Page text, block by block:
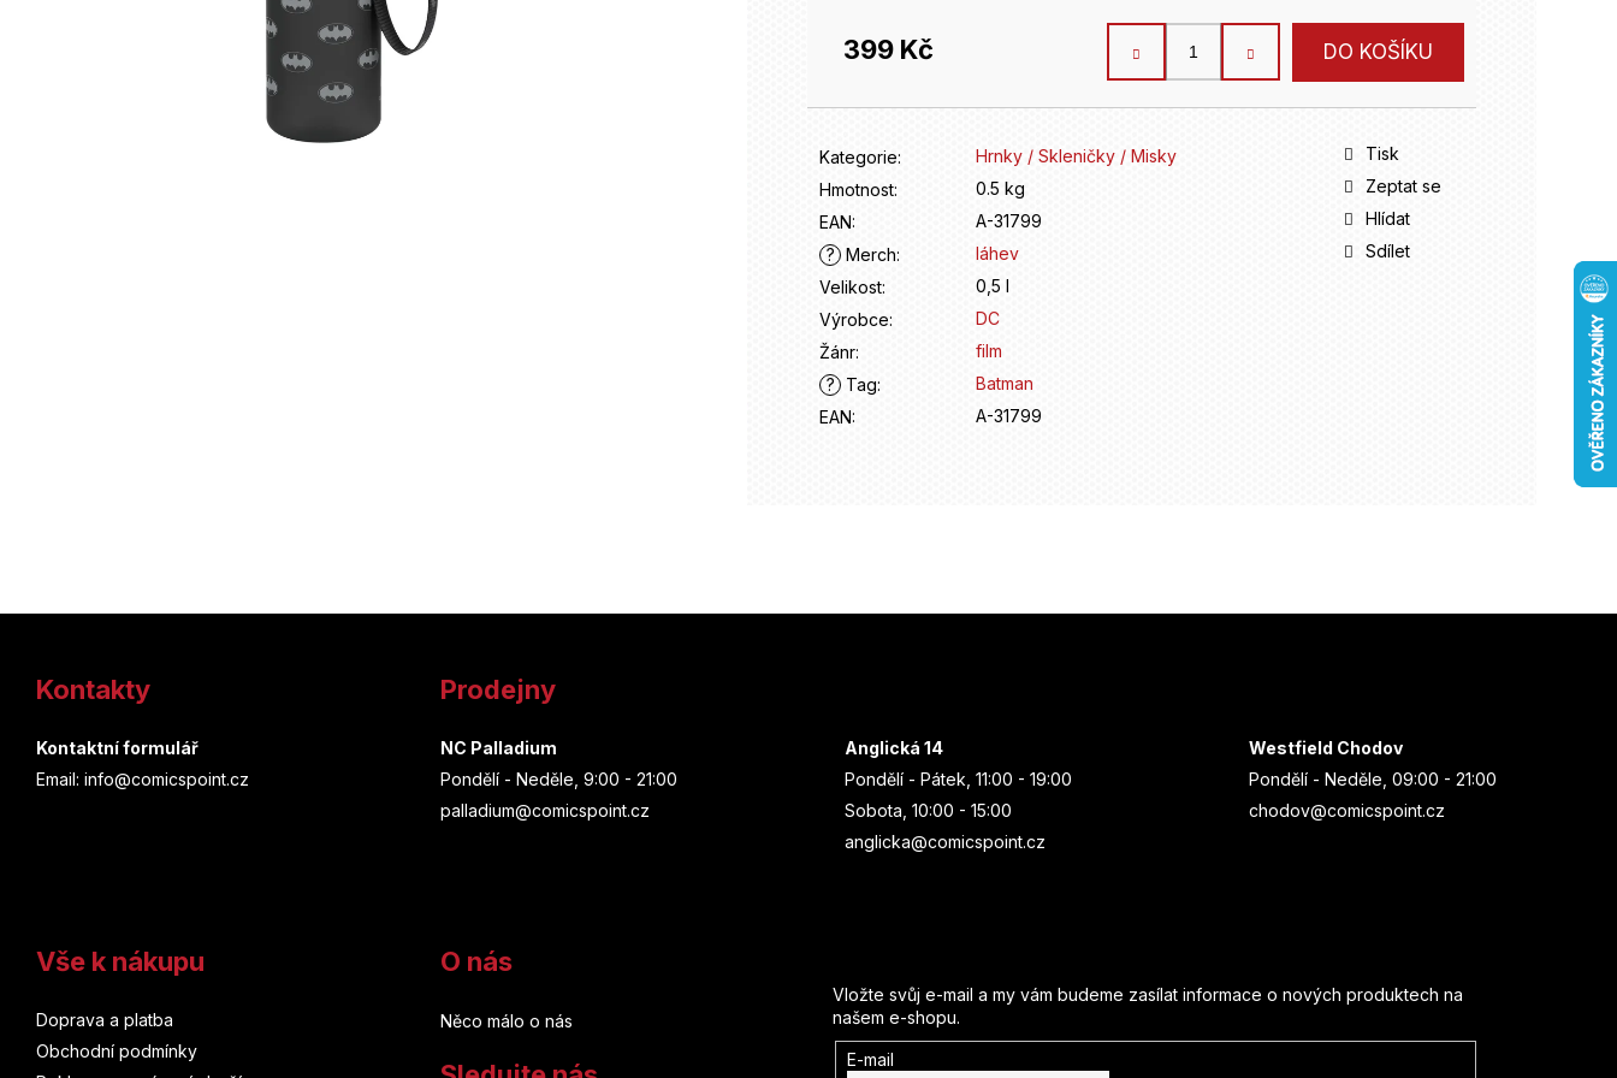
399 Kč
Měrná
DO KOŠÍKU
Kategorie:
Hrnky / Skleničky / Misky
Hmotnost:
0.5 kg
EAN:
A-31799
? Merch:
láhev
Velikost:
0,5 l
Výrobce:
DC
Žánr:
film
?
Tag:
Batman
EAN: A-31799
Tisk
Zeptat se
Hlídat
Sdílet
Kontakty
Kontaktní formulář
Email: info@comicspoint.cz
Prodejny
NC Palladium
Pondělí - Neděle, 9:00 - 21:00
palladium@comicspoint.cz
Anglická 14
Pondělí - Pátek, 11:00 - 19:00
Sobota, 10:00 - 15:00
anglicka@comicspoint.cz
Westfield Chodov
Pondělí - Neděle, 09:00 - 21:00
chodov@comicspoint.cz
Vše k nákupu
Doprava a platba
Obchodní podmínky
O nás
Něco málo o nás
Vložte svůj e-mail a my vám budeme zasílat informace o nových produktech na
našem e-shopu.
E-mail